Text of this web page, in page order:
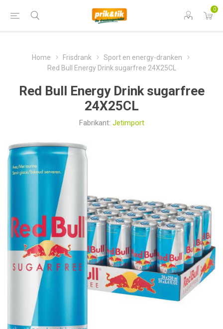
0
Home Frisdrank
Sport en energy-dranken
Red Bull Energy Drink sugarfree 24X25CL
Red Bull Energy Drink sugarfree
24X25CL
Fabrikant: Jetimport